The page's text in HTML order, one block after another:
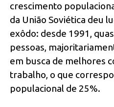
crescimento
da União Soviética deu
exôdo: desde 1991,
pessoas,
em busca de melhores
trabalho, o que
populacional de 25%.